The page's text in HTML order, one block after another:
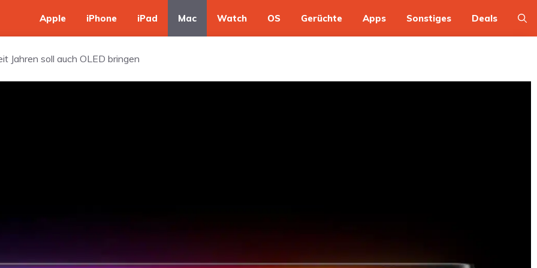
Apple iPhone iPad Mac Watch OS Gerüchte Apps Sonstiges Deals
Jahren soll auch OLED bringen